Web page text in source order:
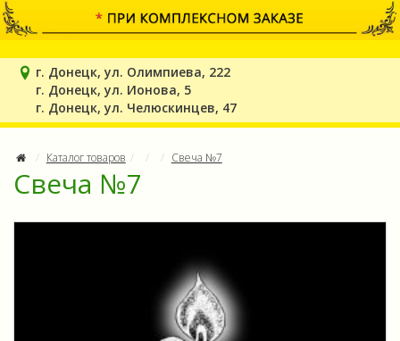
г. Донецк, ул. Олимпиева, 222
г. Донецк, ул. Ионова, 5
г. Донецк, ул. Челюскинцев, 47
Каталог товаров Свеча №7
Свеча №7